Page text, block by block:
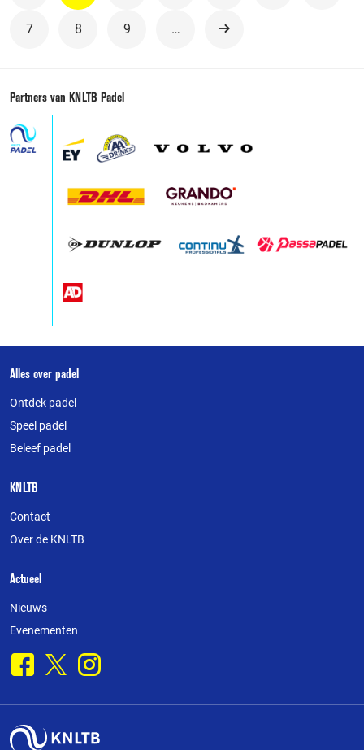
7 8 9 …
Volgende
Partners van KNLTB Padel
Over
deze
website
Alles over padel
Ontdek padel
Speel padel
Beleef padel
KNLTB
Contact
Over de KNLTB
Actueel
Nieuws
Evenementen
Facebook
X Instagram